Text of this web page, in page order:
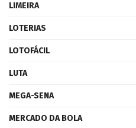
LIMEIRA
LOTERIAS
LOTOFÁCIL
LUTA
MEGA-SENA
MERCADO DA BOLA